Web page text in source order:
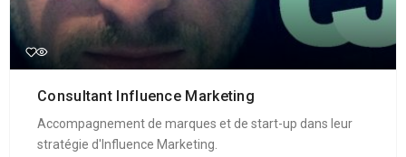
Consultant Influence Marketing
Accompagnement de marques et de start-up dans leur
stratégie d'Influence Marketing.